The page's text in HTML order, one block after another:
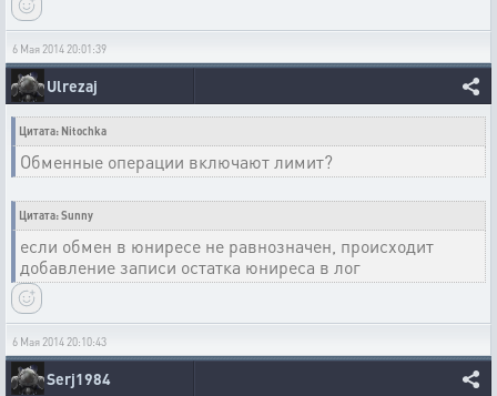
6 Мая 2014 20:01:39
Ulrezaj
Цитата: Nitochka
Обменные операции включают лимит?
Цитата: Sunny
если обмен в юниресе не равнозначен, происходит
добавление записи остатка юниреса в лог
6 Мая 2014 20:10:43
Serj1984